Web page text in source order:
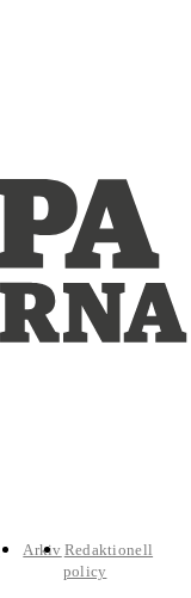
Arkiv Redaktionell
policy